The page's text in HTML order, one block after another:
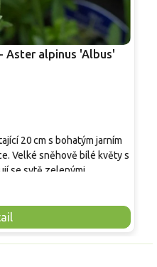
Aster alpinus 'Albus'
20 cm s bohatým jarním
Velké sněhově bílé květy s
se sytě zelenými
dekorativní efekt. Ideální